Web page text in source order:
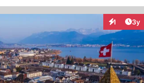
1 3y